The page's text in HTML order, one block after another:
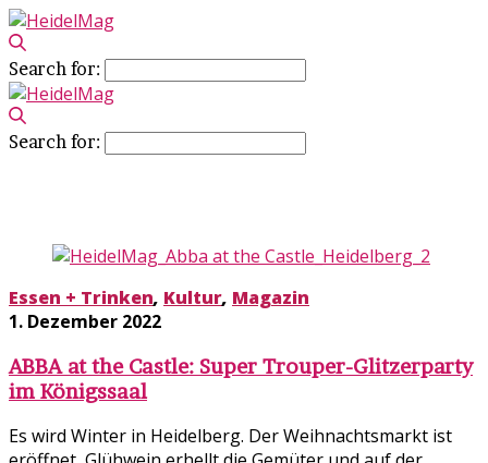
Search for:
Search for:
Essen + Trinken, Kultur, Magazin
1. Dezember 2022
ABBA at the Castle: Super Trouper-Glitzerparty
im Königssaal
Es wird Winter in Heidelberg. Der Weihnachtsmarkt ist